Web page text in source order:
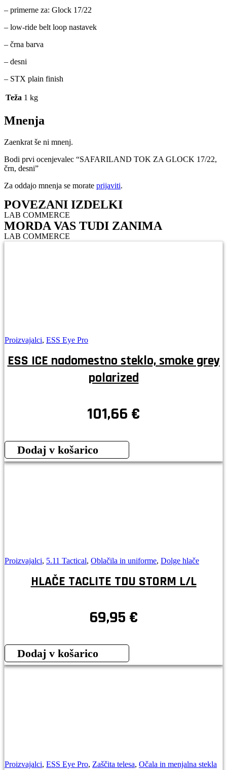
– primerne za: Glock 17/22
– low-ride belt loop nastavek
– črna barva
– desni
– STX plain finish
Teža 1 kg
Mnenja
Zaenkrat še ni mnenj.
Bodi prvi ocenjevalec “SAFARILAND TOK ZA GLOCK 17/22,
črn, desni”
Za oddajo mnenja se morate prijaviti.
POVEZANI IZDELKI
LAB COMMERCE
MORDA VAS TUDI ZANIMA
LAB COMMERCE
Proizvajalci, ESS Eye Pro
ESS ICE nadomestno steklo, smoke grey
polarized
101,66 €
Dodaj v košarico
Proizvajalci, 5.11 Tactical, Oblačila in uniforme, Dolge hlače
HLAČE TACLITE TDU STORM L/L
69,95 €
Dodaj v košarico
Proizvajalci, ESS Eye Pro, Zaščita telesa, Očala in menjalna stekla